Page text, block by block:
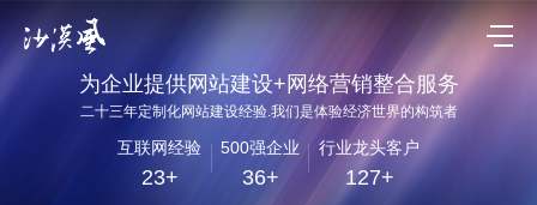
为企业提供网站建设+网络营销整合服务
二十三年定制化网站建设经验.我们是体验经济世界的构筑者
互联网经验
23+
500强企业
36+
行业龙头客户
127+